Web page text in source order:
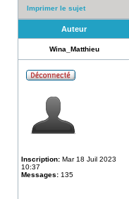
Imprimer le sujet
Auteur
Wina_Matthieu
Inscription: Mar 18 Juil 2023
10:37
Messages: 135